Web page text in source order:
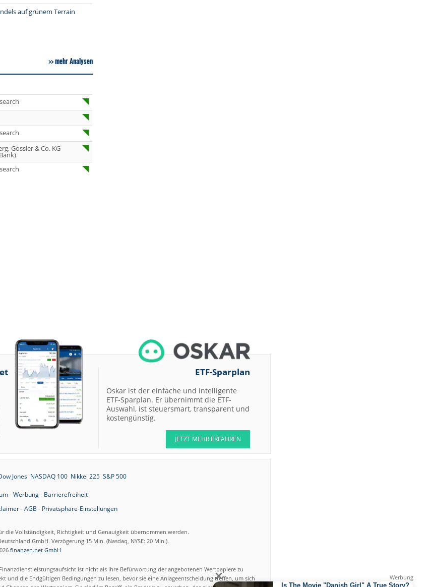
auf grünem Terrain
mehr Analysen
Gossler & Co. KG
07.08.26
Scout24 Kaufen
DZ BANK
Company
Inc.
07.08.26
Merck Market-
Perform
Bernstein
Research
07.08.26
Allianz Sector
Markets
RATIONAL Buy Joh.
Berenberg,
07.08.26
Münchener
UBS AG
ETF-Sparplan
Oskar ist der einfache und intelligente
ETF-Sparplan. Er übernimmt die ETF-
Auswahl, ist steuersmart, transparent und
kostengünstig.
JETZT MEHR ERFAHREN
Jones NASDAQ 100 Nikkei 225 S&P 500
-Werbung- Barrierefreiheit
-AGB - Privatsphäre-Einstellungen
die Vollständigkeit, Richtigkeit und Genauigkeit übernommen werden.
GmbH. Verzögerung 15 Min. (Nasdaq, NYSE: 20 Min.).
finanzen.net GmbH
ist nicht als ihre Befürwortung der angebotenen Wertpapiere zu
und die Endgültigen Bedingungen zu lesen, bevor sie eine Anlageentscheidung treffen, um sich